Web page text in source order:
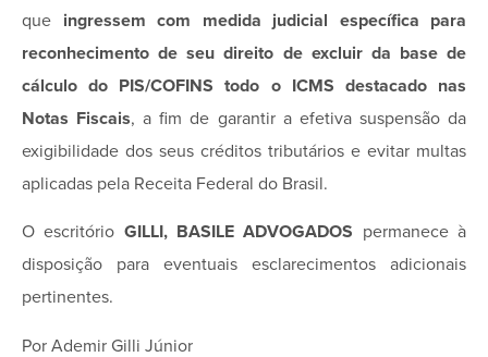
que ingressem com medida judicial específica para
reconhecimento de seu direito de excluir da base de
cálculo do PIS/COFINS todo o ICMS destacado nas
Notas Fiscais, a fim de garantir a efetiva suspensão da
exigibilidade dos seus créditos tributários e evitar multas
aplicadas pela Receita Federal do Brasil.
O escritório GILLI, BASILE ADVOGADOS permanece à
disposição para eventuais esclarecimentos adicionais
pertinentes.
Por Ademir Gilli Júnior